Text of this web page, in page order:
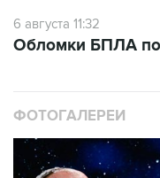
6 августа 11:32
Обломки БПЛА
ФОТОГАЛЕРЕИ